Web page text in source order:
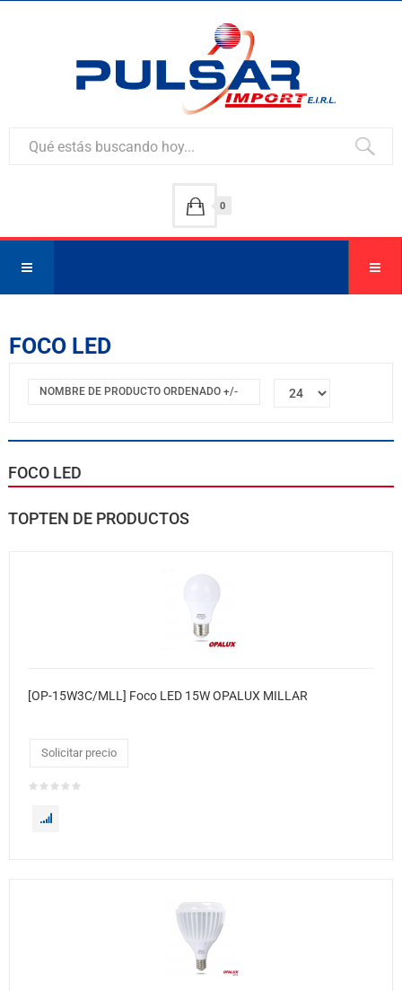
0
FOCO LED
NOMBRE DE PRODUCTO ORDENADO +/-
FOCO LED
TOPTEN DE PRODUCTOS
[OP-15W3C/MLL] Foco LED 15W OPALUX MILLAR
Solicitar precio